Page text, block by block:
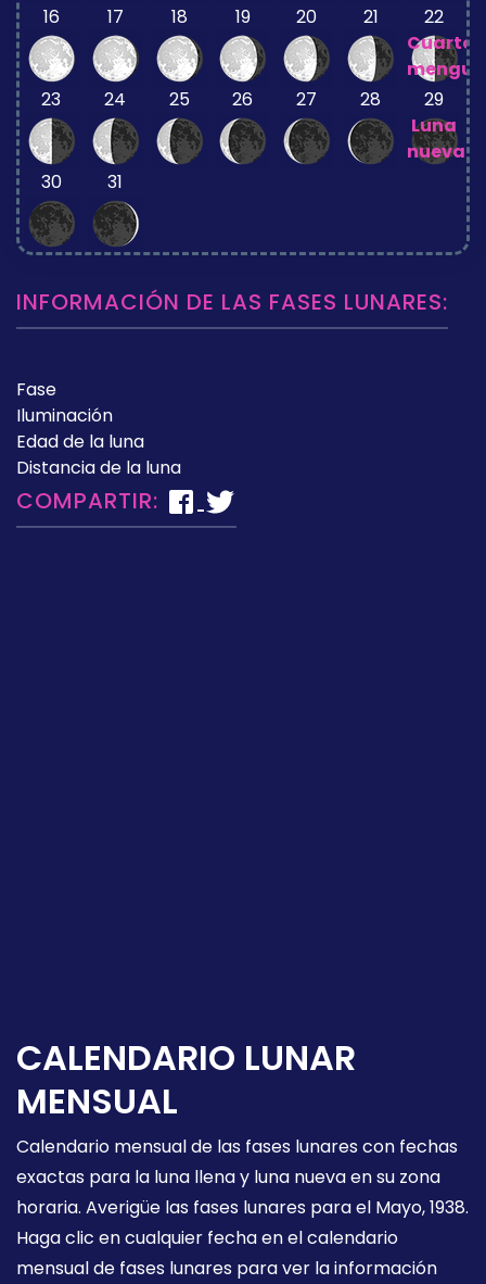
16 17 18 19 20 21
22
Cuarto
23
24 25 26 27 28
29
Luna
nueva
30
31
INFORMACIÓN DE LAS FASES LUNARES:
Fase
Iluminación
Edad de la luna
Distancia de la luna
COMPARTIR:
CALENDARIO LUNAR
MENSUAL
Calendario mensual de las fases lunares con fechas
exactas para la luna llena y luna nueva en su zona
horaria. Averigüe las fases lunares para el Mayo, 1938.
Haga clic en cualquier fecha en el calendario
mensual de fases lunares para ver la información